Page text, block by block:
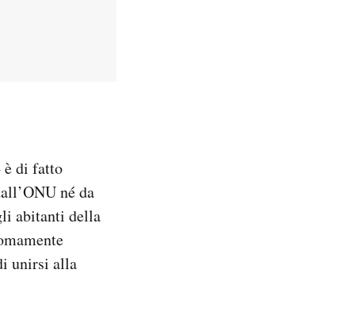
è di fatto
né da
abitanti della
unirsi alla